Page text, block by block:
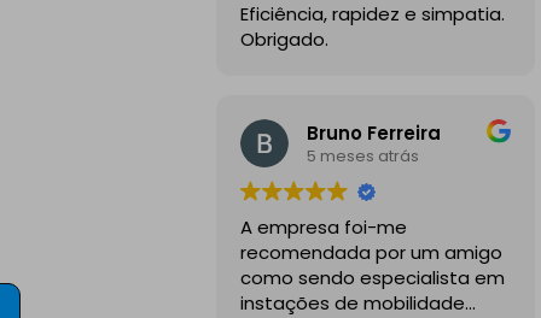
Eficiência, rapidez e simpatia.
Obrigado.
Bruno Ferreira
5 meses atrás
A empresa foi-me
recomendada por um amigo
como sendo especialista em
instações de mobilidade